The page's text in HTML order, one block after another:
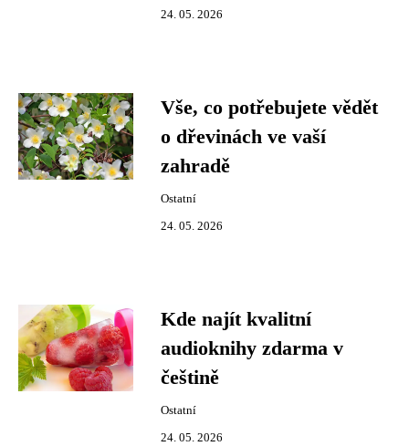
24. 05. 2026
Vše, co potřebujete vědět
o dřevinách ve vaší
zahradě
Ostatní
24. 05. 2026
Kde najít kvalitní
audioknihy zdarma v
češtině
Ostatní
24. 05. 2026